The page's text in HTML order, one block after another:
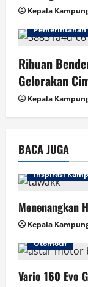
Kepala
Pemerintahan
Ribuan
Gelorakan
Kepala
BACA JUGA
Inspirasi
Menenangkan
Kepala
Otomotif
Vario 160 Evo